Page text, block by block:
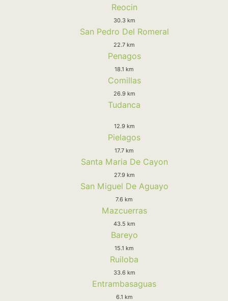
Reocin
30.3 km
San Pedro Del Romeral
22.7 km
Penagos
18.1 km
Comillas
26.9 km
Tudanca
12.9 km
Pielagos
17.7 km
Santa Maria De Cayon
27.9 km
San Miguel De Aguayo
7.6 km
Mazcuerras
43.5 km
Bareyo
15.1 km
Ruiloba
33.6 km
Entrambasaguas
6.1 km